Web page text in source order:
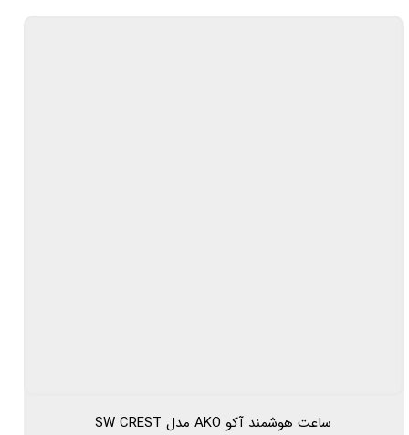
ساعت هوشمند آکو AKO مدل SW CREST